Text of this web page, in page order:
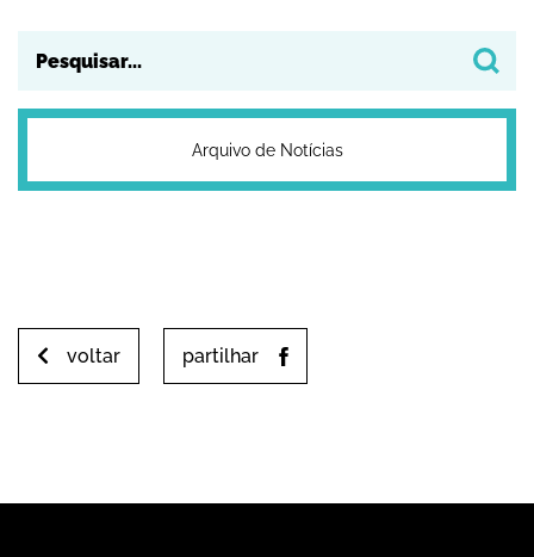
Arquivo de Notícias
voltar partilhar